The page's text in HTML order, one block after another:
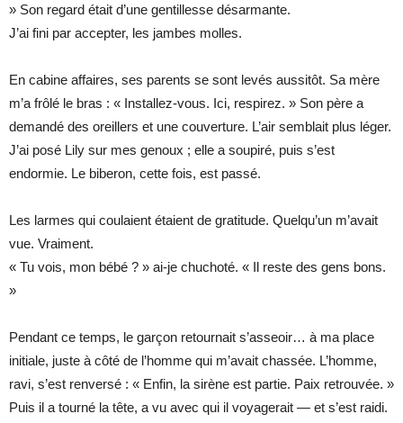
» Son regard était d’une gentillesse désarmante.
J’ai fini par accepter, les jambes molles.
En cabine affaires, ses parents se sont levés aussitôt. Sa mère
m’a frôlé le bras : « Installez-vous. Ici, respirez. » Son père a
demandé des oreillers et une couverture. L’air semblait plus léger.
J’ai posé Lily sur mes genoux ; elle a soupiré, puis s’est
endormie. Le biberon, cette fois, est passé.
Les larmes qui coulaient étaient de gratitude. Quelqu’un m’avait
vue. Vraiment.
« Tu vois, mon bébé ? » ai-je chuchoté. « Il reste des gens bons.
»
Pendant ce temps, le garçon retournait s’asseoir… à ma place
initiale, juste à côté de l’homme qui m’avait chassée. L’homme,
ravi, s’est renversé : « Enfin, la sirène est partie. Paix retrouvée. »
Puis il a tourné la tête, a vu avec qui il voyagerait — et s’est raidi.